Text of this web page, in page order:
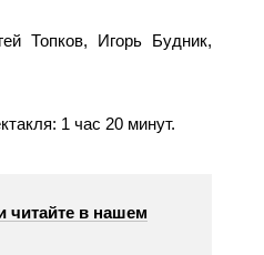
Топков, Игорь Будник,
1 час 20 минут.
читайте в нашем